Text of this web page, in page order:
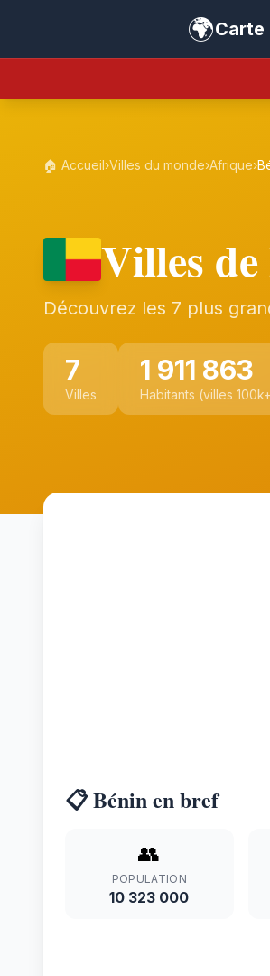
🌍Carte
🏠 Accueil›Villes du monde›Afrique›
Villes
Découvrez les 7 plus
7
Villes
1 911 863
Habitants (villes
📋 Bénin en bref
👥
POPULATION
10 323 000